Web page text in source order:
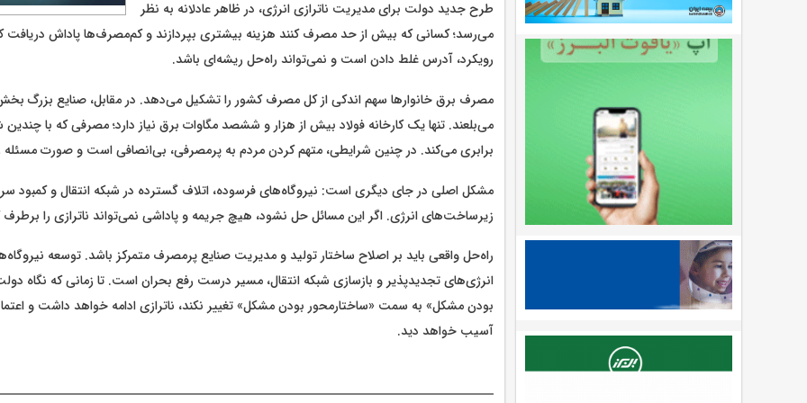
طرح جدید دولت برای مدیریت ناترازی انرژی، در ظاهر عادلانه به نظر
می‌رسد؛ کسانی که بیش از حد مصرف کنند هزینه بیشتری بپردازند و کم‌مصرف‌ها پاداش دریافت
رویکرد، آدرس غلط دادن است و نمی‌تواند راه‌حل ریشه‌ای باشد.
مصرف برق خانوارها سهم اندکی از کل مصرف کشور را تشکیل می‌دهد. در مقابل، صنایع بزرگ
می‌بلعند. تنها یک کارخانه فولاد بیش از هزار و ششصد مگاوات برق نیاز دارد؛ مصرفی که با
برابری می‌کند. در چنین شرایطی، متهم کردن مردم به پرمصرفی، بی‌انصافی است و صورت مسئله
مشکل اصلی در جای دیگری است: نیروگاه‌های فرسوده، اتلاف گسترده در شبکه انتقال و کمبود
زیرساخت‌های انرژی. اگر این مسائل حل نشود، هیچ جریمه و پاداشی نمی‌تواند ناترازی را برطرف
راه‌حل واقعی باید بر اصلاح ساختار تولید و مدیریت صنایع پرمصرف متمرکز باشد. توسعه
انرژی‌های تجدیدپذیر و بازسازی شبکه انتقال، مسیر درست رفع بحران است. تا زمانی که نگاه
بودن مشکل» به سمت «ساختارمحور بودن مشکل» تغییر نکند، ناترازی ادامه خواهد داشت و
آسیب خواهد دید.